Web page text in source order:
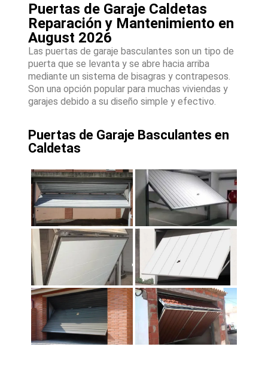
Puertas de Garaje Caldetas
Reparación y Mantenimiento en
August 2026
Las puertas de garaje basculantes son un tipo de
puerta que se levanta y se abre hacia arriba
mediante un sistema de bisagras y contrapesos.
Son una opción popular para muchas viviendas y
garajes debido a su diseño simple y efectivo.
Puertas de Garaje Basculantes en
Caldetas